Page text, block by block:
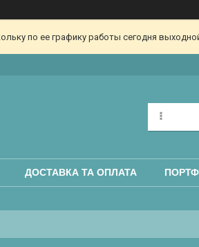
по ее графику работы сегодня
ДОСТАВКА ТА ОПЛАТА